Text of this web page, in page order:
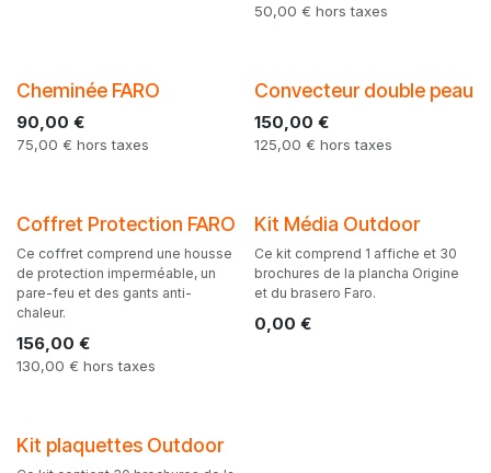
50,00 € hors taxes
Cheminée FARO
90,00 €
75,00 € hors taxes
Convecteur double peau
150,00 €
125,00 € hors taxes
Coffret Protection FARO
Ce coffret comprend une housse
de protection imperméable, un
pare-feu et des gants anti-
chaleur.
156,00 €
130,00 € hors taxes
Kit Média Outdoor
Ce kit comprend 1 affiche et 30
brochures de la plancha Origine
et du brasero Faro.
0,00 €
Kit plaquettes Outdoor